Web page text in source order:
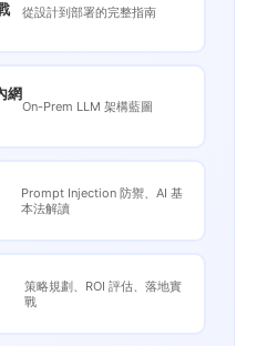
從設計到部署的完整指南
網
On-Prem LLM 架構藍圖
Prompt Injection 防禦、AI 基
本法解讀
策略規劃、ROI 評估、落地實
戰